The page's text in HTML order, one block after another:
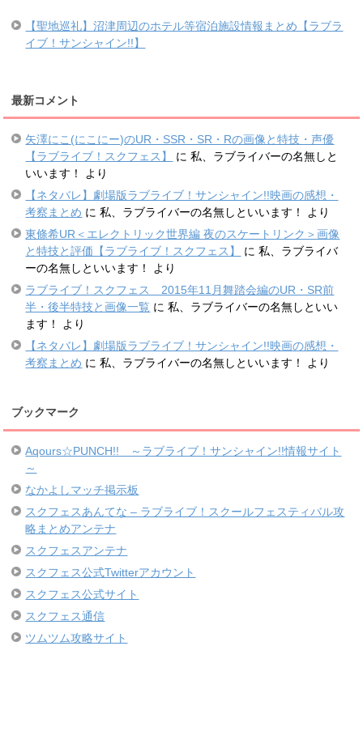
【聖地巡礼】沼津周辺のホテル等宿泊施設情報まとめ【ラブラ
イブ！サンシャイン!!】
最新コメント
矢澤にこ(にこにー)のUR・SSR・SR・Rの画像と特技・声優
【ラブライブ！スクフェス】
に私、ラブライバーの名無しと
いいます！
より
【ネタバレ】劇場版ラブライブ！サンシャイン!!映画の感想・
考察まとめ に私、ラブライバーの名無しといいます！
より
東條希UR＜エレクトリック世界編 夜のスケートリンク＞画像
と特技と評価【ラブライブ！スクフェス】
に私、ラブライバ
ーの名無しといいます！
より
ラブライブ！スクフェス 2015年11月舞踏会編のUR・SR前
半・後半特技と画像一覧 に私、ラブライバーの名無しといい
ます！
より
【ネタバレ】劇場版ラブライブ！サンシャイン!!映画の感想・
考察まとめ に私、ラブライバーの名無しといいます！ より
ブックマーク
Aqours☆PUNCH!! ～ラブライブ！サンシャイン!!情報サイト
～
なかよしマッチ掲示板
スクフェスあんてな – ラブライブ！スクールフェスティバル攻
略まとめアンテナ
スクフェスアンテナ
スクフェス公式Twitterアカウント
スクフェス公式サイト
スクフェス通信
ツムツム攻略サイト